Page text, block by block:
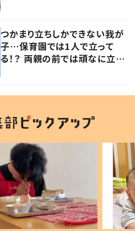
つかまり立ちしかできない我が
子…保育園では1人で立って
る！？ 両親の前では頑なに立た